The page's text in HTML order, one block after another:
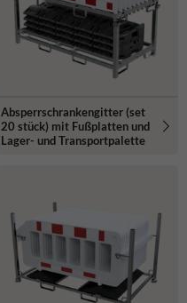
Absperrschrankengitter (set
20 stück) mit Fußplatten und
Lager- und Transportpalette